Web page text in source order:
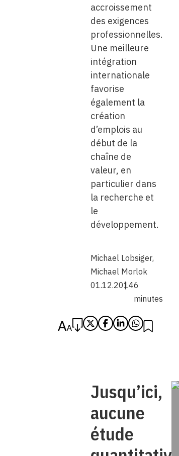
accroissement
des exigences
professionnelles.
Une meilleure
intégration
internationale
favorise
également la
création
d’emplois au
début de la
chaîne de
valeur, en
particulier dans
la recherche et
le
développement.
Michael Lobsiger,
Michael Morlok
01.12.20146
minutes
Jusqu’ici,
aucune
étude